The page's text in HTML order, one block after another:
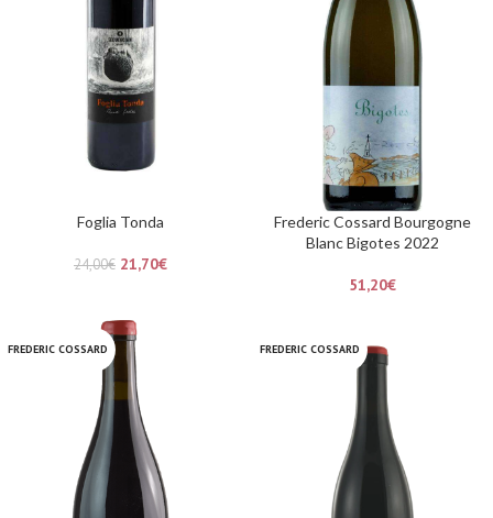
Foglia Tonda
24,00€ 21,70€
Frederic Cossard Bourgogne
Blanc Bigotes 2022
51,20€
FREDERIC COSSARD FREDERIC COSSARD